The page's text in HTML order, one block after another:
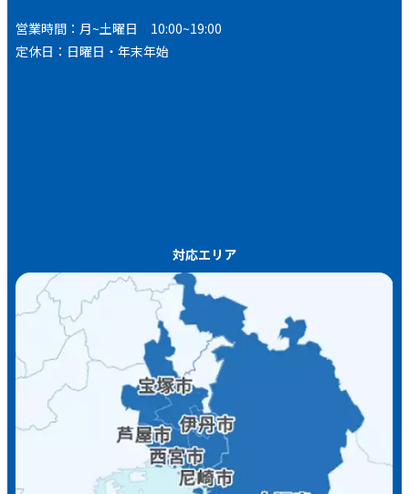
営業時間：月~土曜日 10:00~19:00
定休日：日曜日・年末年始
対応エリア